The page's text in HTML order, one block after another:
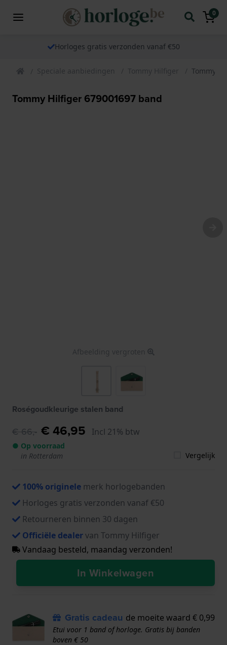
0
Horloges gratis verzonden vanaf €50
Speciale aanbiedingen Tommy Hilfiger Tommy
Tommy Hilfiger 679001697 band
Afbeelding vergroten
Roségoudkleurige stalen band
€ 66,- € 46,95 Incl 21% btw
● Op voorraad
in Rotterdam
Vergelijk
100% originele merk horlogebanden
Horloges gratis verzonden vanaf €50
Retourneren binnen 30 dagen
Officiële dealervan Tommy Hilfiger
Vandaag besteld, maandag verzonden!
In Winkelwagen
Gratis cadeau de moeite waard € 0,99
Etui voor 1 band of horloge. Gratis bij banden
boven € 50